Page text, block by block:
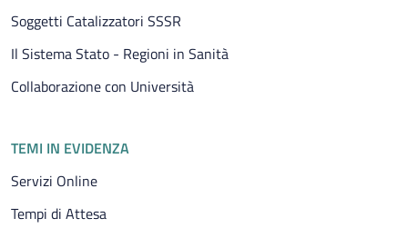
Soggetti Catalizzatori SSSR
Il Sistema Stato - Regioni in Sanità
Collaborazione con Università
TEMI IN EVIDENZA
Servizi Online
Tempi di Attesa